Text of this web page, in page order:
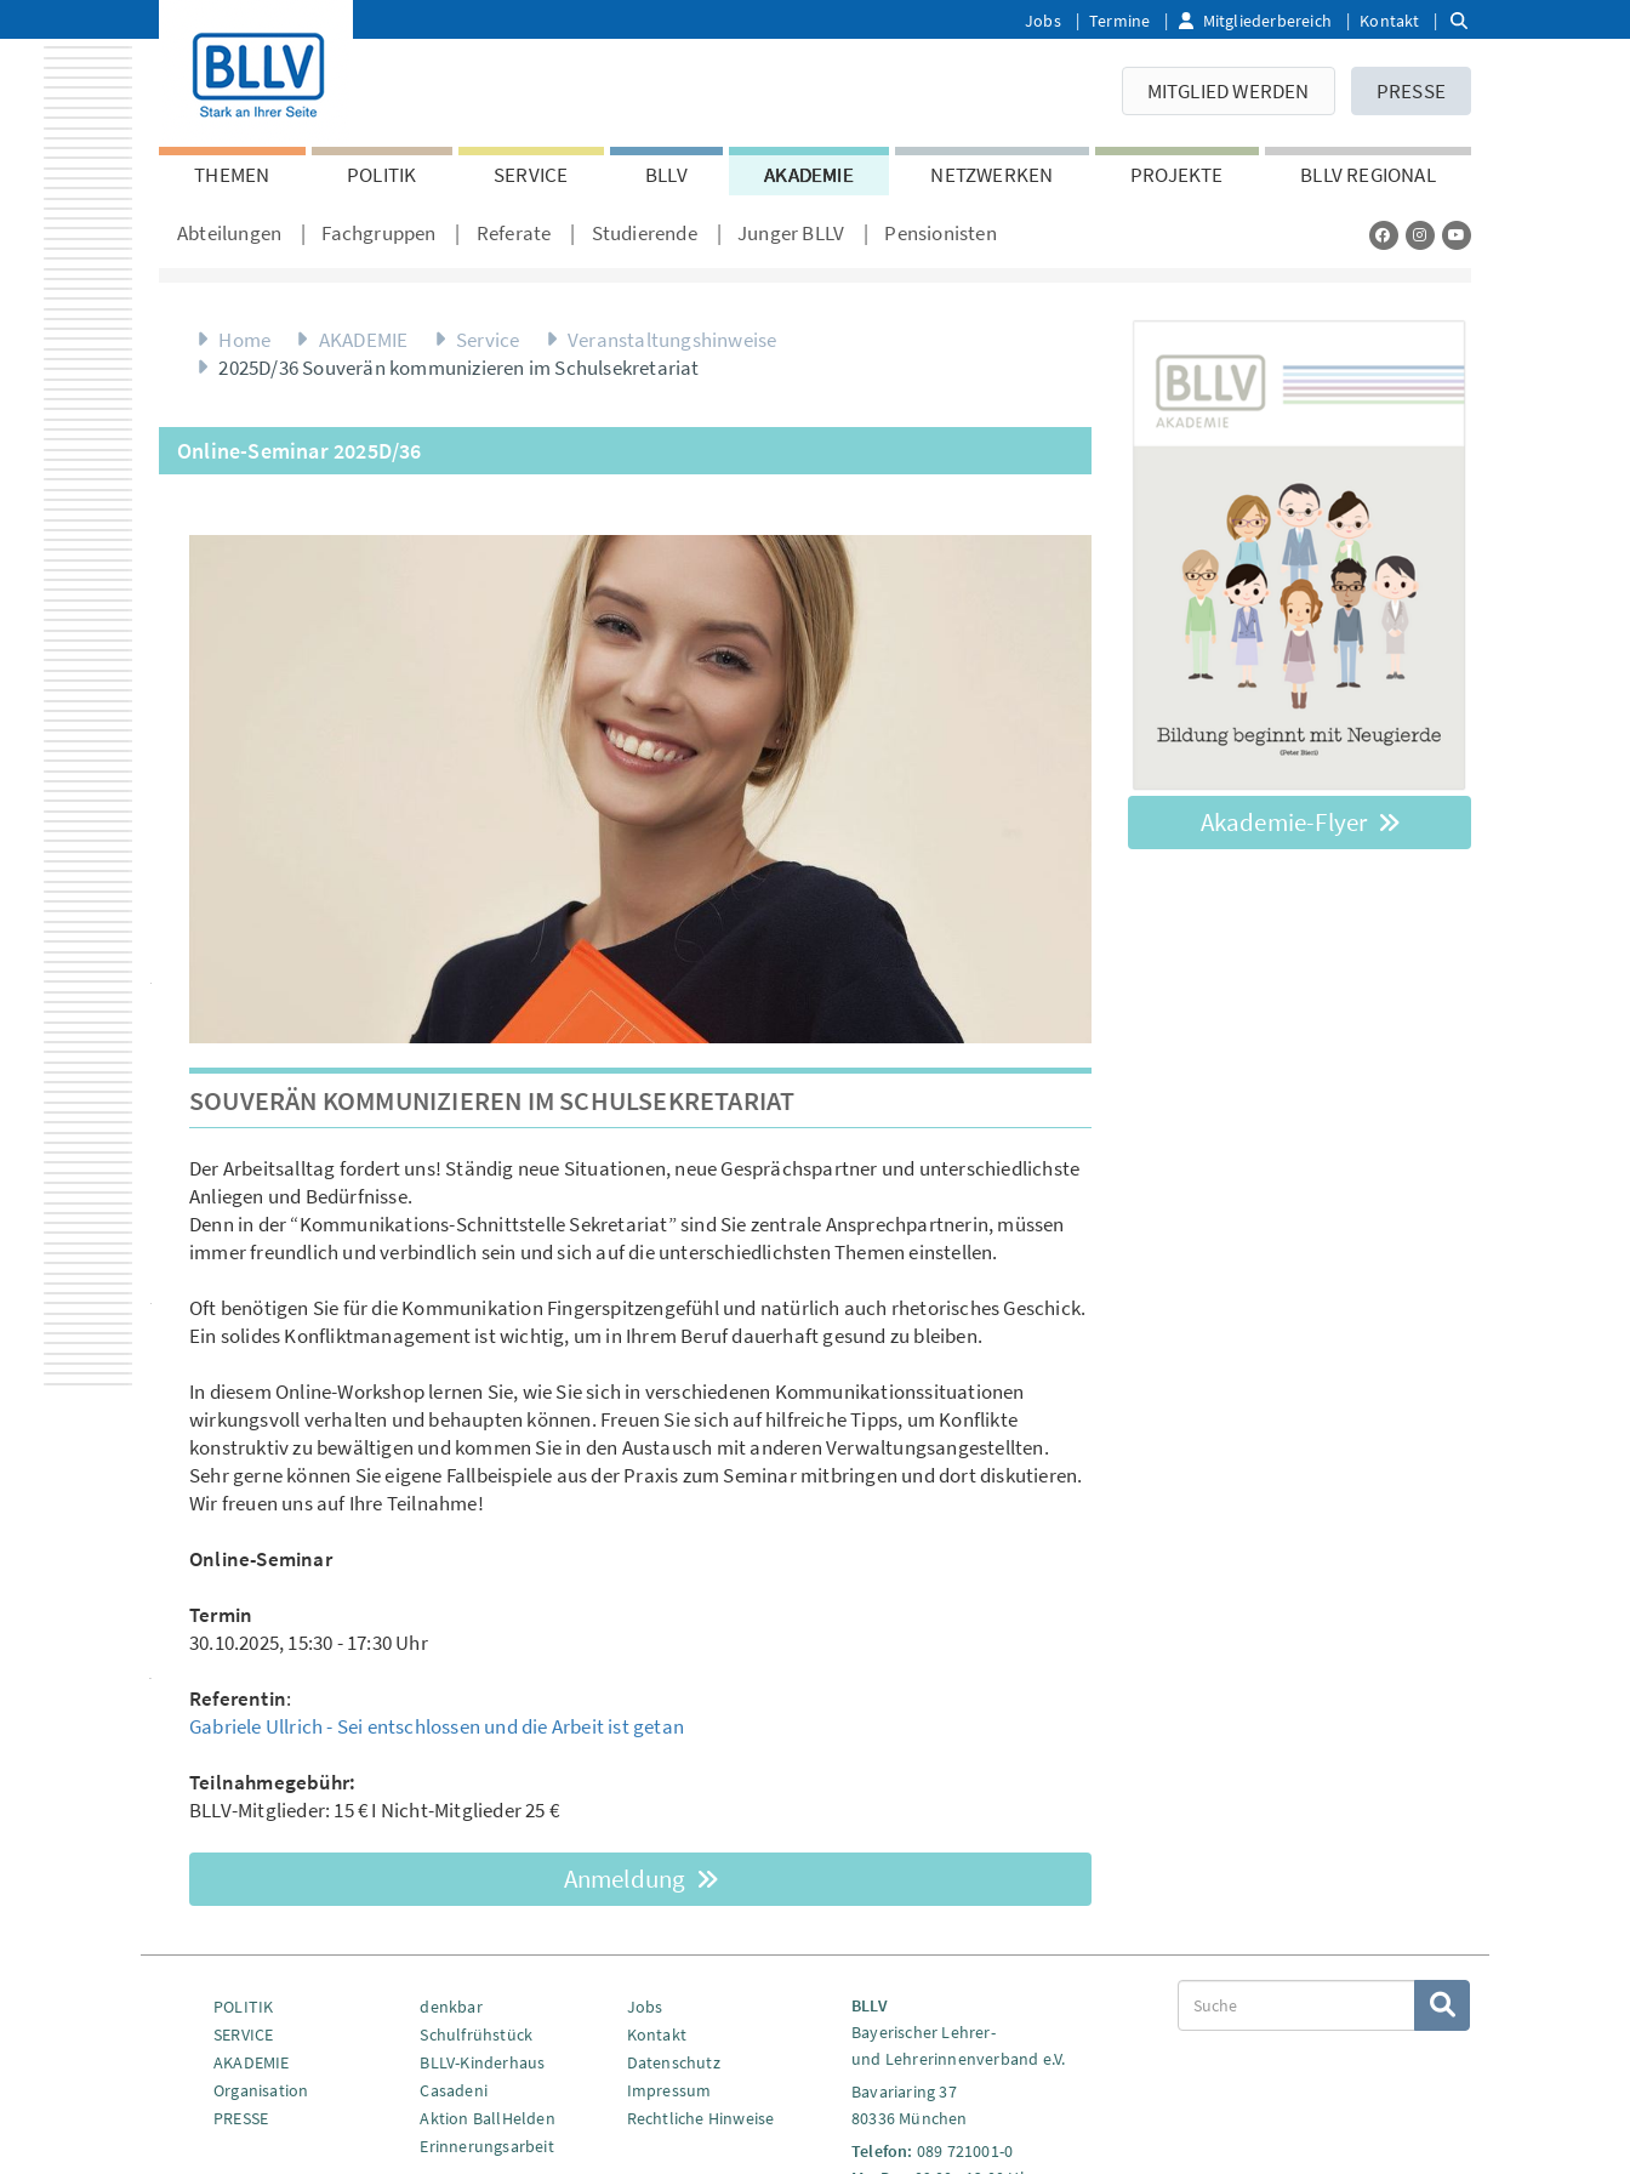
Jobs Termine Mitgliederbereich Kontakt
MITGLIED WERDEN PRESSE
THEMEN POLITIK SERVICE BLLV AKADEMIE NETZWERKEN PROJEKTE BLLV REGIONAL
Abteilungen Fachgruppen Referate Studierende Junger BLLV Pensionisten
Home AKADEMIE Service
Veranstaltungshinweise
2025D/36 Souverän kommunizieren im Schulsekretariat
Online-Seminar 2025D/36
SOUVERÄN KOMMUNIZIEREN IM SCHULSEKRETARIAT
Der Arbeitsalltag fordert uns! Ständig neue Situationen, neue Gesprächspartner und unterschiedlichste
Anliegen und Bedürfnisse.
Denn in der “Kommunikations-Schnittstelle Sekretariat” sind Sie zentrale Ansprechpartnerin, müssen
immer freundlich und verbindlich sein und sich auf die unterschiedlichsten Themen einstellen.
Oft benötigen Sie für die Kommunikation Fingerspitzengefühl und natürlich auch rhetorisches Geschick.
Ein solides Konfliktmanagement ist wichtig, um in Ihrem Beruf dauerhaft gesund zu bleiben.
In diesem Online-Workshop lernen Sie, wie Sie sich in verschiedenen Kommunikationssituationen
wirkungsvoll verhalten und behaupten können. Freuen Sie sich auf hilfreiche Tipps, um Konflikte
konstruktiv zu bewältigen und kommen Sie in den Austausch mit anderen Verwaltungsangestellten.
Sehr gerne können Sie eigene Fallbeispiele aus der Praxis zum Seminar mitbringen und dort diskutieren.
Wir freuen uns auf Ihre Teilnahme!
Online-Seminar
Termin
30.10.2025, 15:30 - 17:30 Uhr
Referentin:
Gabriele Ullrich - Sei entschlossen und die Arbeit ist getan
Teilnahmegebühr:
BLLV-Mitglieder: 15 € I Nicht-Mitglieder 25 €
Anmeldung
Akademie-Flyer
POLITIK
SERVICE
AKADEMIE
Organisation
PRESSE
denkbar
Schulfrühstück
BLLV-Kinderhaus
Casadeni
Aktion BallHelden
Erinnerungsarbeit
Jobs
Kontakt
Datenschutz
Impressum
Rechtliche Hinweise
BLLV
Bayerischer Lehrer-
und Lehrerinnenverband e.V.
Bavariaring 37
80336 München
Telefon: 089 721001-0